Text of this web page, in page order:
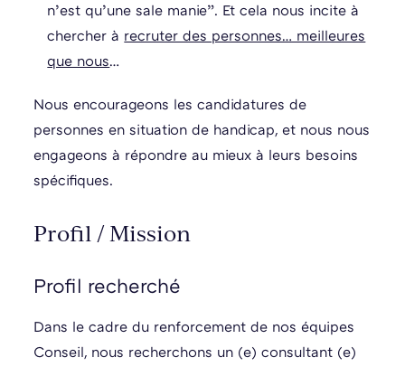
n’est qu’une sale manie”. Et cela nous incite à
chercher à recruter des personnes… meilleures
que nous…
Nous encourageons les candidatures de
personnes en situation de handicap, et nous nous
engageons à répondre au mieux à leurs besoins
spécifiques.
Profil / Mission
Profil recherché
Dans le cadre du renforcement de nos équipes
Conseil, nous recherchons un (e) consultant (e)